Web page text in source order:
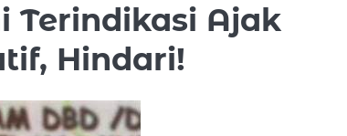
Terindikasi Ajak
Hindari!